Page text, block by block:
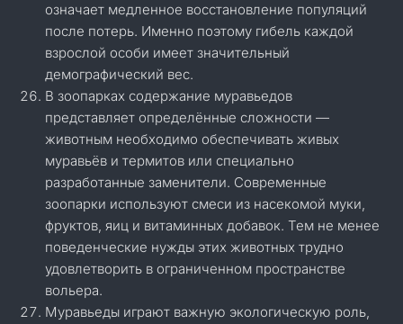
означает медленное восстановление популяций
после потерь. Именно поэтому гибель каждой
взрослой особи имеет значительный
демографический вес.
В зоопарках содержание муравьедов
представляет определённые сложности —
животным необходимо обеспечивать живых
муравьёв и термитов или специально
разработанные заменители. Современные
зоопарки используют смеси из насекомой муки,
фруктов, яиц и витаминных добавок. Тем не менее
поведенческие нужды этих животных трудно
удовлетворить в ограниченном пространстве
вольера.
Муравьеды играют важную экологическую роль,